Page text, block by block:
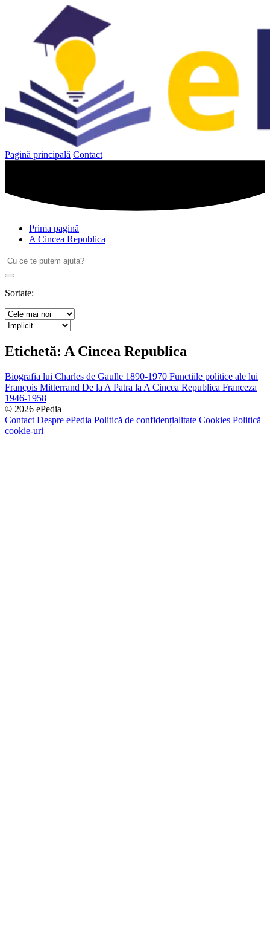
Pagină principală Contact
Prima pagină
A Cincea Republica
Caută
după:
Search
Sortate:
Etichetă: A Cincea Republica
Biografia lui Charles de Gaulle 1890-1970 Functiile politice ale lui
François Mitterrand De la A Patra la A Cincea Republica Franceza
1946-1958
© 2026 ePedia
Contact Despre ePedia Politică de confidențialitate Cookies Politică
cookie-uri